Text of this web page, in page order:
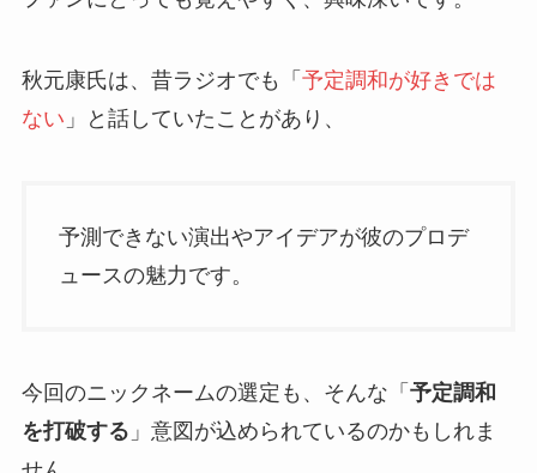
秋元康氏は、昔ラジオでも「 予定調和が好きでは
ない 」と話していたことがあり、
予測できない演出やアイデアが彼のプロデ
ュースの魅力です。
今回のニックネームの選定も、そんな「 予定調和
を打破する 」意図が込められているのかもしれま